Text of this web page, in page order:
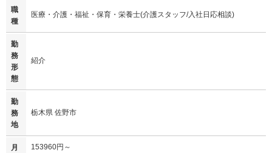
職
種
医療・介護・福祉・保育・栄養士(介護スタッフ/入社日応相談)
勤
務
形
態
紹介
勤
務
地
栃木県 佐野市
月
153960円～